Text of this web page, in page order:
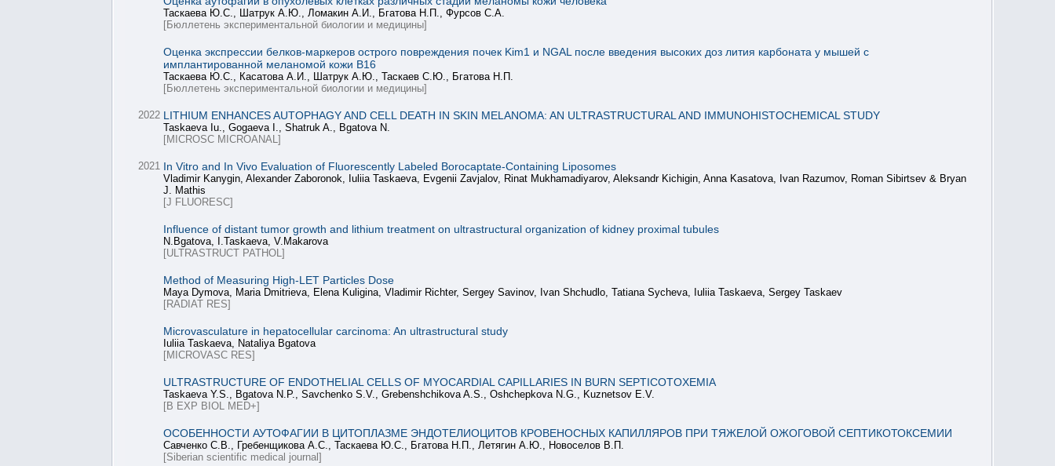
Таскаева Ю.С., Шатрук А.Ю., Ломакин А.И., Бгатова Н.П., Фурсов С.А.
[Бюллетень экспериментальной биологии и медицины]
Оценка экспрессии белков-маркеров острого повреждения почек Kim1 и NGAL после введения высоких доз лития карбоната у мышей с
имплантированной меланомой кожи B16
Таскаева Ю.С., Касатова А.И., Шатрук А.Ю., Таскаев С.Ю., Бгатова Н.П.
[Бюллетень экспериментальной биологии и медицины]
2022 LITHIUM ENHANCES AUTOPHAGY AND CELL DEATH IN SKIN MELANOMA: AN ULTRASTRUCTURAL AND IMMUNOHISTOCHEMICAL STUDY
Taskaeva Iu., Gogaeva I., Shatruk A., Bgatova N.
[MICROSC MICROANAL]
2021 In Vitro and In Vivo Evaluation of Fluorescently Labeled Borocaptate-Containing Liposomes
Vladimir Kanygin, Alexander Zaboronok, Iuliia Taskaeva, Evgenii Zavjalov, Rinat Mukhamadiyarov, Aleksandr Kichigin, Anna Kasatova, Ivan Razumov, Roman Sibirtsev & Bryan
J. Mathis
[J FLUORESC]
Influence of distant tumor growth and lithium treatment on ultrastructural organization of kidney proximal tubules
N.Bgatova, I.Taskaeva, V.Makarova
[ULTRASTRUCT PATHOL]
Method of Measuring High-LET Particles Dose
Maya Dymova, Maria Dmitrieva, Elena Kuligina, Vladimir Richter, Sergey Savinov, Ivan Shchudlo, Tatiana Sycheva, Iuliia Taskaeva, Sergey Taskaev
[RADIAT RES]
Microvasculature in hepatocellular carcinoma: An ultrastructural study
Iuliia Taskaeva, Nataliya Bgatova
[MICROVASC RES]
ULTRASTRUCTURE OF ENDOTHELIAL CELLS OF MYOCARDIAL CAPILLARIES IN BURN SEPTICOTOXEMIA
Taskaeva Y.S., Bgatova N.P., Savchenko S.V., Grebenshchikova A.S., Oshchepkova N.G., Kuznetsov E.V.
[B EXP BIOL MED+]
ОСОБЕННОСТИ АУТОФАГИИ В ЦИТОПЛАЗМЕ ЭНДОТЕЛИОЦИТОВ КРОВЕНОСНЫХ КАПИЛЛЯРОВ ПРИ ТЯЖЕЛОЙ ОЖОГОВОЙ СЕПТИКОТОКСЕМИИ
Савченко С.В., Гребенщикова А.С., Таскаева Ю.С., Бгатова Н.П., Летягин А.Ю., Новоселов В.П.
[Siberian scientific medical journal]